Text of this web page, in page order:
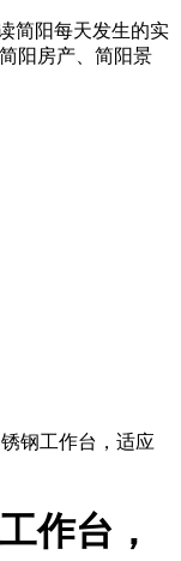
简阳每天发生的实
阳房产、简阳景
钢工作台，适应
作台，